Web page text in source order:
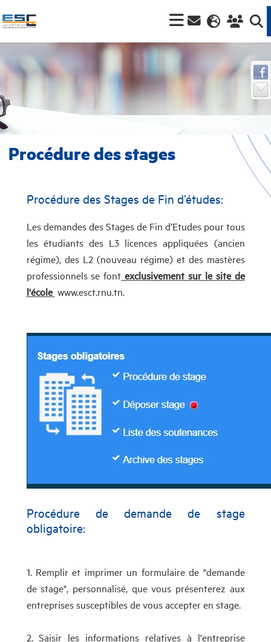
Procédure des stages
Procédure des Stages de Fin d’études:
Les demandes des Stages de Fin d’Etudes pour tous
les étudiants des L3 licences appliquées (ancien
régime), des L2 (nouveau régime) et des mastères
professionnels se font exclusivement sur le site de
l'école www.esct.rnu.tn.
Procédure de demande de stage
obligatoire:
1. Remplir et imprimer un formulaire de "demande
de stage", personnalisé, que vous présenterez aux
entreprises susceptibles de vous accepter en stage.
2. Saisir les informations relatives à l'entreprise